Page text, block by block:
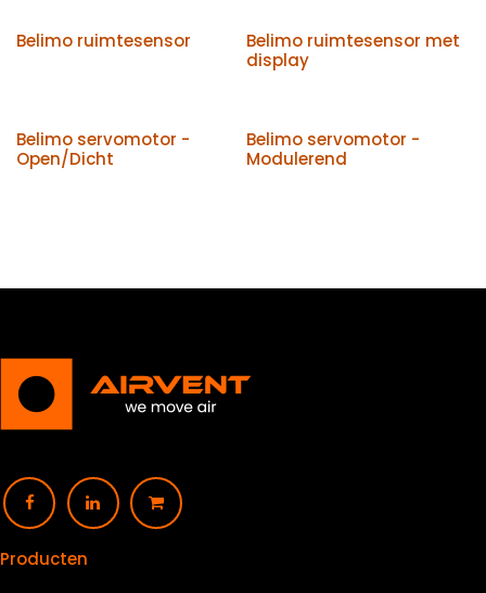
Belimo ruimtesensor
Belimo ruimtesensor met
display
Belimo servomotor -
Open/Dicht
Belimo servomotor -
Modulerend
Producten